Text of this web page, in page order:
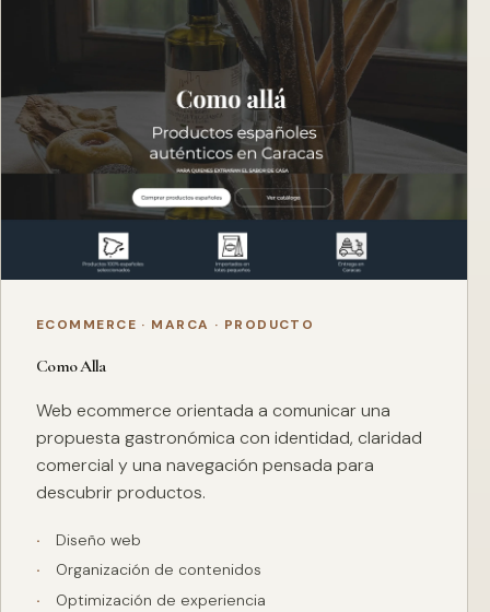
ECOMMERCE · MARCA · PRODUCTO
Como Alla
Web ecommerce orientada a comunicar una
propuesta gastronómica con identidad, claridad
comercial y una navegación pensada para
descubrir productos.
Diseño web
Organización de contenidos
Optimización de experiencia